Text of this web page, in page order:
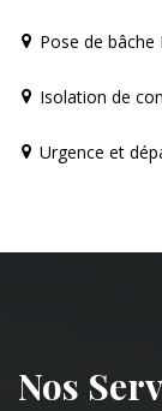
Pose de bâche
Isolation de
Urgence et
Nos